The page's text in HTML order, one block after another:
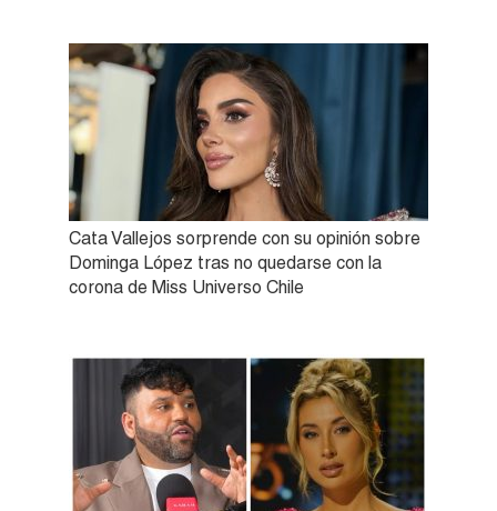
Cata Vallejos sorprende con su opinión sobre
Dominga López tras no quedarse con la
corona de Miss Universo Chile